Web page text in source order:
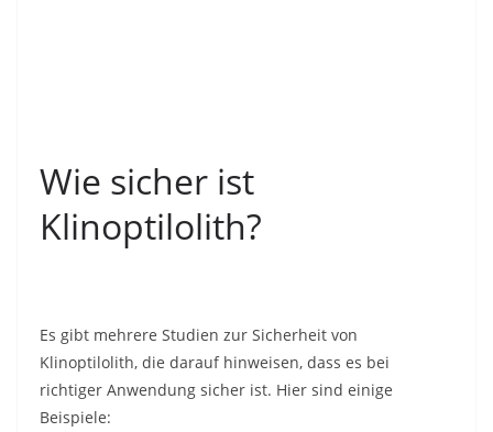
Wie sicher ist
Klinoptilolith?
Es gibt mehrere Studien zur Sicherheit von
Klinoptilolith, die darauf hinweisen, dass es bei
richtiger Anwendung sicher ist. Hier sind einige
Beispiele: